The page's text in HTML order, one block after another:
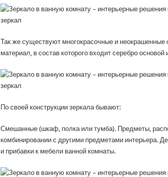
Так же существуют многокрасочные и неокрашенные
материал, в состав которого входит серебро
По своей конструкции зеркала бывают:
Смешанные (шкаф, полка или тумба). Предметы,
комбинировании с другими предметами интерьера.
и прибавки к мебели ванной комнаты.